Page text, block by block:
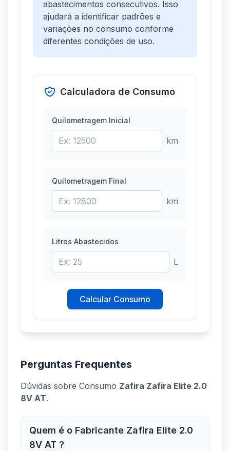
abastecimentos consecutivos. Isso
ajudará a identificar padrões e
variações no consumo conforme
diferentes condições de uso.
Calculadora de Consumo
Quilometragem Inicial
km
Quilometragem Final
km
Litros Abastecidos
L
Calcular Consumo
Perguntas Frequentes
Dúvidas sobre Consumo Zafira Zafira Elite 2.0
8V AT.
Quem é o Fabricante Zafira Elite 2.0
8V AT ?